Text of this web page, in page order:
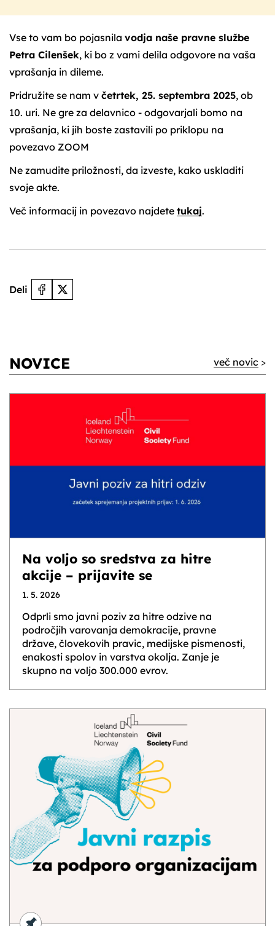
Vse to vam bo pojasnila vodja naše pravne službe
Petra Cilenšek, ki bo z vami delila odgovore na vaša
vprašanja in dileme.
Pridružite se nam v četrtek, 25. septembra 2025, ob
10. uri. Ne gre za delavnico - odgovarjali bomo na
vprašanja, ki jih boste zastavili po priklopu na
povezavo ZOOM
Ne zamudite priložnosti, da izveste, kako uskladiti
svoje akte.
Več informacij in povezavo najdete tukaj.
Deli
NOVICE več novic >
Na voljo so sredstva za hitre
akcije – prijavite se
1. 5. 2026
Odprli smo javni poziv za hitre odzive na
področjih varovanja demokracije, pravne
države, človekovih pravic, medijske pismenosti,
enakosti spolov in varstva okolja. Zanje je
skupno na voljo 300.000 evrov.